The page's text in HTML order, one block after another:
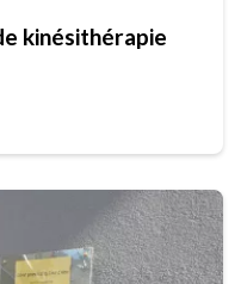
kinésithérapie